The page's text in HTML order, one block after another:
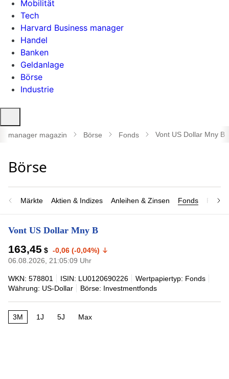
Mobilität
Tech
Harvard Business manager
Handel
Banken
Geldanlage
Börse
Industrie
öffnen
manager magazin Börse Fonds Vont US Dollar Mny B
Märkte Aktien & Indizes Anleihen & Zinsen Fonds
Vont US Dollar Mny B
163,45 $ -0,06 (-0,04%)
06.08.2026, 21:05:09 Uhr
WKN: 578801 ISIN: LU0120690226
Wertpapiertyp: Fonds
Währung: US-Dollar
Börse: Investmentfonds
3M 1J 5J Max